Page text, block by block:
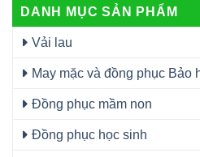
DANH MỤC SẢN PHẨM
Vải lau
May mặc và đồng phục Bảo
Đồng phục mầm non
Đồng phục học sinh